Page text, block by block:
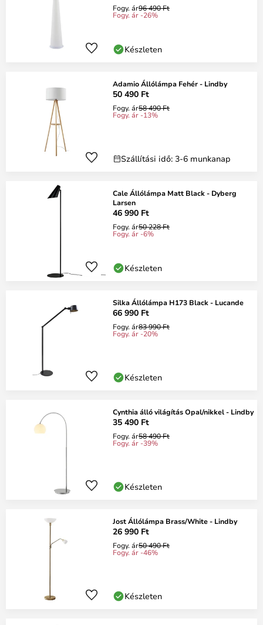
Fogy. ár96 490 Ft
Fogy. ár -26%
Készleten
Adamio Állólámpa Fehér - Lindby
50 490 Ft
Fogy. ár58 490 Ft
Fogy. ár -13%
Szállítási idő: 3-6 munkanap
Cale Állólámpa Matt Black - Dyberg
Larsen
46 990 Ft
Fogy. ár50 228 Ft
Fogy. ár -6%
Készleten
Silka Állólámpa H173 Black - Lucande
66 990 Ft
Fogy. ár83 990 Ft
Fogy. ár -20%
Készleten
Cynthia álló világítás Opal/nikkel - Lindby
35 490 Ft
Fogy. ár58 490 Ft
Fogy. ár -39%
Készleten
Jost Állólámpa Brass/White - Lindby
26 990 Ft
Fogy. ár50 490 Ft
Fogy. ár -46%
Készleten